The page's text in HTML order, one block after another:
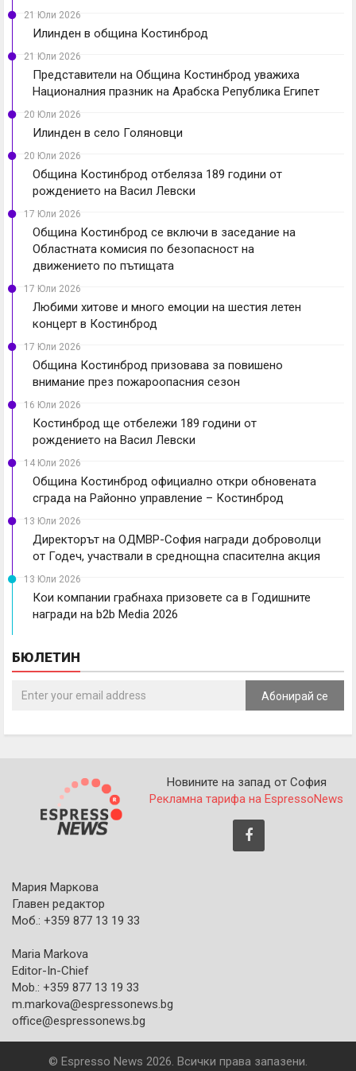
21 Юли 2026
Илинден в община Костинброд
21 Юли 2026
Представители на Община Костинброд уважиха
Националния празник на Арабска Република Египет
20 Юли 2026
Илинден в село Голяновци
20 Юли 2026
Община Костинброд отбеляза 189 години от
рождението на Васил Левски
17 Юли 2026
Община Костинброд се включи в заседание на
Областната комисия по безопасност на
движението по пътищата
17 Юли 2026
Любими хитове и много емоции на шестия летен
концерт в Костинброд
17 Юли 2026
Община Костинброд призовава за повишено
внимание през пожароопасния сезон
16 Юли 2026
Костинброд ще отбележи 189 години от
рождението на Васил Левски
14 Юли 2026
Община Костинброд официално откри обновената
сграда на Районно управление – Костинброд
13 Юли 2026
Директорът на ОДМВР-София награди доброволци
от Годеч, участвали в среднощна спасителна акция
13 Юли 2026
Кои компании грабнаха призовете са в Годишните
награди на b2b Media 2026
БЮЛЕТИН
Абонирай се
Новините на запад от София
Рекламна тарифа на EspressoNews
Мария Маркова
Главен редактор
Моб.: +359 877 13 19 33
Maria Markova
Editor-In-Chief
Mob.: +359 877 13 19 33
m.markova@espressonews.bg
office@espressonews.bg
© Espresso News 2026. Всички права запазени.